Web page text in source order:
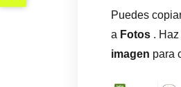
Puedes
a Fotos .
imagen para